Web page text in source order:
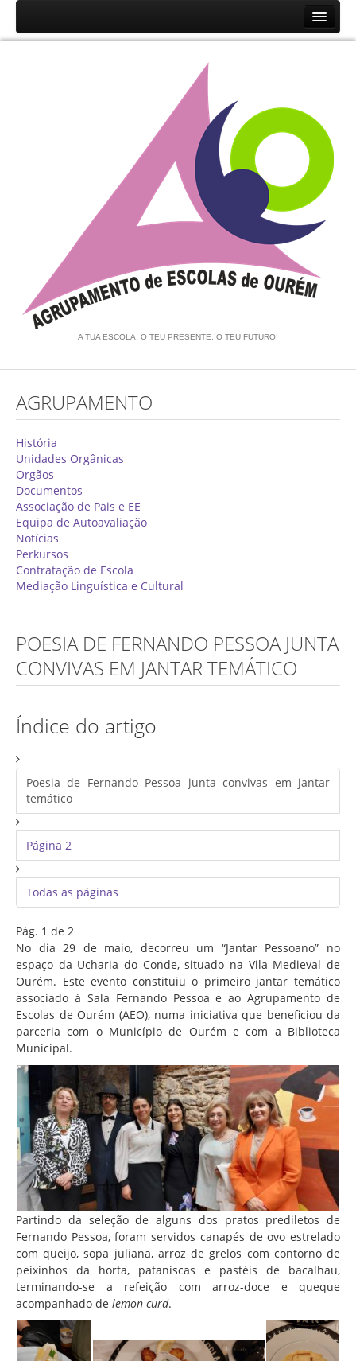
Unidades Orgânicas
Documentos
Associação de Pais e EE
Equipa de Autoavaliação
Notícias
Alunos
Oferta Formativa 2026/2027
Matrículas
Critérios Específicos de Avaliação
Ensino Profissionalizante
Horários
Educação Especial
Atividades do 1º Ciclo
Clubes & Projetos
Exames
Associação de Estudantes
Calendário Escolar
Manuais Escolares
Horários
Serviços
Secretarias
Bibliotecas
Reprografias/Papelarias
Bufetes/Bares
Refeitórios
SPO
Contactos
A TUA ESCOLA, O TEU PRESENTE, O TEU FUTURO!
AGRUPAMENTO
História
Unidades Orgânicas
Orgãos
Documentos
Associação de Pais e EE
Equipa de Autoavaliação
Notícias
Perkursos
Contratação de Escola
Mediação Linguística e Cultural
POESIA DE FERNANDO PESSOA JUNTA
CONVIVAS EM JANTAR TEMÁTICO
Índice do artigo
Poesia de Fernando Pessoa junta convivas em jantar
temático
Página 2
Todas as páginas
Pág. 1 de 2
No dia 29 de maio, decorreu um “Jantar Pessoano” no
espaço da Ucharia do Conde, situado na Vila Medieval de
Ourém. Este evento constituiu o primeiro jantar temático
associado à Sala Fernando Pessoa e ao Agrupamento de
Escolas de Ourém (AEO), numa iniciativa que beneficiou da
parceria com o Município de Ourém e com a Biblioteca
Municipal.
Partindo da seleção de alguns dos pratos prediletos de
Fernando Pessoa, foram servidos canapés de ovo estrelado
com queijo, sopa juliana, arroz de grelos com contorno de
peixinhos da horta, pataniscas e pastéis de bacalhau,
terminando-se a refeição com arroz-doce e queque
acompanhado de lemon curd.